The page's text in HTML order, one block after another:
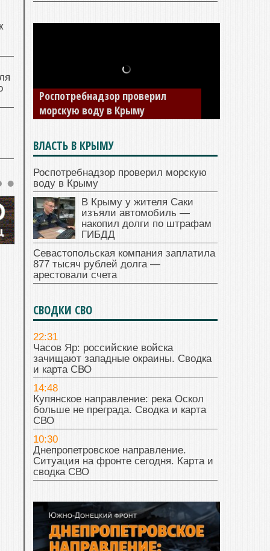
автомобиль — накопил долги по
штрафам ГИБДД
ВЛАСТЬ В КРЫМУ
Роспотребнадзор проверил морскую
воду в Крыму
В Крыму у жителя Саки
изъяли автомобиль —
накопил долги по штрафам
ГИБДД
Севастопольская компания заплатила
877 тысяч рублей долга —
арестовали счета
СВОДКИ СВО
22:31
Часов Яр: российские войска
зачищают западные окраины. Сводка
и карта СВО
14:48
Купянское направление: река Оскол
больше не преграда. Сводка и карта
СВО
10:30
Днепропетровское направление.
Ситуация на фронте сегодня. Карта и
сводка СВО